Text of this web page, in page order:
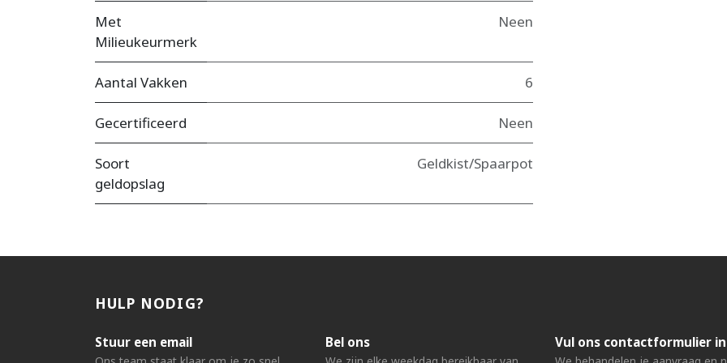
Met
Milieukeurmerk
Neen
Aantal Vakken 6
Gecertificeerd Neen
Soort
geldopslag
Geldkist/Spaarpot
HULP NODIG?
Stuur een email Bel ons Vul ons contactformulier in